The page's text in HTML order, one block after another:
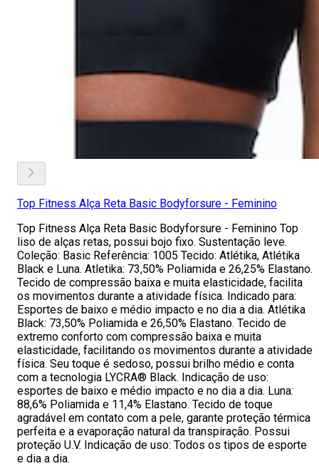
Top Fitness Alça Reta Basic Bodyforsure - Feminino
Top Fitness Alça Reta Basic Bodyforsure - Feminino Top
liso de alças retas, possui bojo fixo. Sustentação leve.
Coleção: Basic Referência: 1005 Tecido: Atlétika, Atlétika
Black e Luna. Atletika: 73,50% Poliamida e 26,25% Elastano.
Tecido de compressão baixa e muita elasticidade, facilita
os movimentos durante a atividade física. Indicado para:
Esportes de baixo e médio impacto e no dia a dia. Atlétika
Black: 73,50% Poliamida e 26,50% Elastano. Tecido de
extremo conforto com compressão baixa e muita
elasticidade, facilitando os movimentos durante a atividade
física. Seu toque é sedoso, possui brilho médio e conta
com a tecnologia LYCRA® Black. Indicação de uso:
esportes de baixo e médio impacto e no dia a dia. Luna:
88,6% Poliamida e 11,4% Elastano. Tecido de toque
agradável em contato com a pele, garante proteção térmica
perfeita e a evaporação natural da transpiração. Possui
proteção U.V. Indicação de uso: Todos os tipos de esporte
e dia a dia.